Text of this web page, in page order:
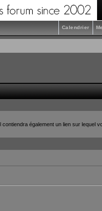
Calendrier
également un lien sur lequel